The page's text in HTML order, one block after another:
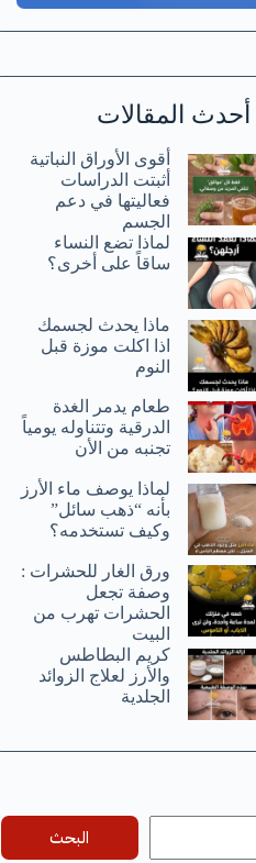
أحدث المقالات
أقوى الأوراق النباتية
أثبتت الدراسات
فعاليتها في دعم
الجسم
لماذا تضع النساء
ساقاً على أخرى؟
ماذا يحدث لجسمك
اذا اكلت موزة قبل
النوم
طعام يدمر الغدة
الدرقية وتتناوله يومياً
تجنبه من الأن
لماذا يوصف ماء الأرز
بأنه “ذهب سائل”
وكيف تستخدمه؟
ورق الغار للحشرات :
وصفة تجعل
الحشرات تهرب من
البيت
كريم البطاطس
والأرز لعلاج الزوائد
الجلدية
البحث